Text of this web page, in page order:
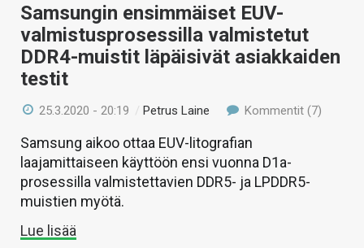
Samsungin ensimmäiset EUV-
valmistusprosessilla valmistetut
DDR4-muistit läpäisivät asiakkaiden
testit
25.3.2020 - 20:19 /Petrus Laine Kommentit (7)
Samsung aikoo ottaa EUV-litografian
laajamittaiseen käyttöön ensi vuonna D1a-
prosessilla valmistettavien DDR5- ja LPDDR5-
muistien myötä.
Lue lisää